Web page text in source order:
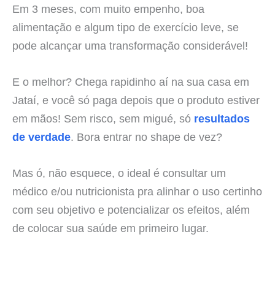
Em 3 meses, com muito empenho, boa
alimentação e algum tipo de exercício leve, se
pode alcançar uma transformação considerável!
E o melhor? Chega rapidinho aí na sua casa em
Jataí, e você só paga depois que o produto estiver
em mãos! Sem risco, sem migué, só resultados
de verdade. Bora entrar no shape de vez?
Mas ó, não esquece, o ideal é consultar um
médico e/ou nutricionista pra alinhar o uso certinho
com seu objetivo e potencializar os efeitos, além
de colocar sua saúde em primeiro lugar.